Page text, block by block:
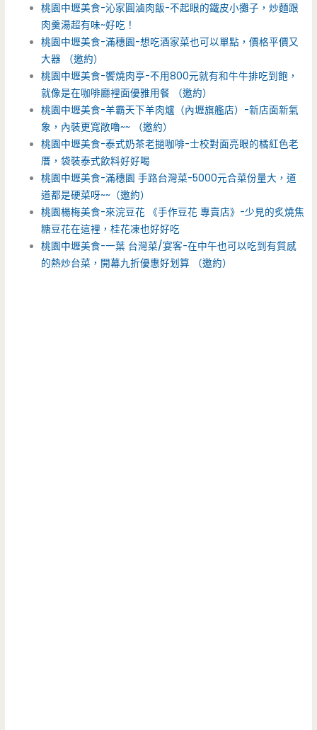
桃園中壢美食-沁家圓滷肉飯-不起眼的鐵皮小攤子，炒麵跟
肉羹湯超有味~好吃！
桃園中壢美食-滿穗園-想吃酒家菜也可以單點，價格平價又
大器 （邀約）
桃園中壢美食-饗燒肉亭-不用800元就有和牛牛排吃到飽，
就像是在咖啡廳裡面優雅用餐 （邀約）
桃園中壢美食-羊霸天下羊肉爐（內壢旗艦店）-新店面新氣
象，內裝更寬敞嚕~~ （邀約）
桃園中壢美食-泰式奶茶老撾咖啡-士校對面亮眼的橘紅色老
厝，袋裝泰式飲料好好喝
桃園中壢美食-滿穗園 手路台灣菜-5000元合菜份量大，道
道都是硬菜呀~~（邀約）
桃園楊梅美食-來浣豆花 《手作豆花 專賣店》-少見的炙燒焦
糖豆花在這裡，桂花凍也好好吃
桃園中壢美食-一葉 台灣菜/宴客-在中午也可以吃到有質感
的熱炒台菜，開幕九折優惠好划算 （邀約）